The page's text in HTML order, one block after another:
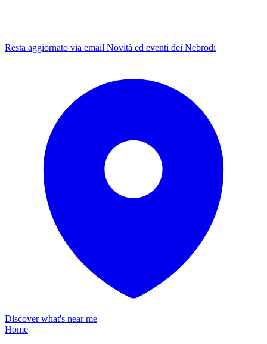
Resta aggiornato via email Novità ed eventi dei Nebrodi
Discover what's near me
Home